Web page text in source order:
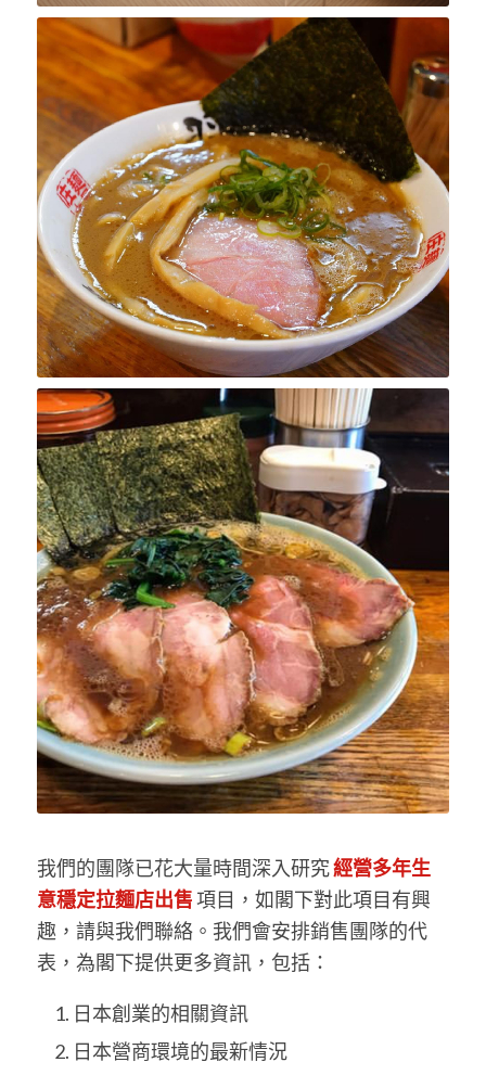
我們的團隊已花大量時間深入研究經營多年生
意穩定拉麵店出售項目，如閣下對此項目有興
趣，請與我們聯絡。我們會安排銷售團隊的代
表，為閣下提供更多資訊，包括：
日本創業的相關資訊
日本營商環境的最新情況